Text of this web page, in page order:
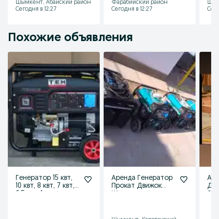
лестница
Шымкент, Абайский район
Сегодня в 12:27
бетон стя
Фарабийский район
Сегодня в 12:27
Похожие объявления
Генератор 15 квт,
10 квт, 8 квт, 7 квт,
Аренда Генератор
Прокат Движок